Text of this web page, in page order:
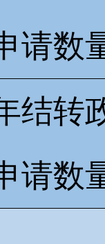
请数
结转
请数